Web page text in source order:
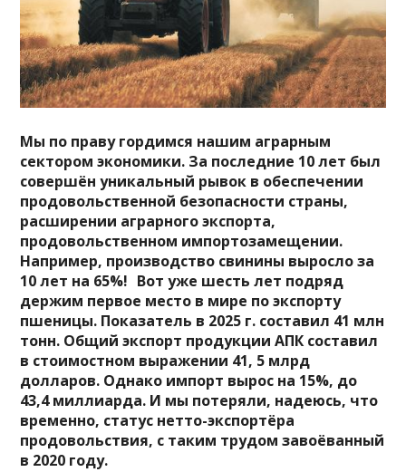
Мы по праву гордимся нашим аграрным
сектором экономики. За последние 10 лет был
совершён уникальный рывок в обеспечении
продовольственной безопасности страны,
расширении аграрного экспорта,
продовольственном импортозамещении.
Например, производство свинины выросло за
10 лет на 65%! Вот уже шесть лет подряд
держим первое место в мире по экспорту
пшеницы. Показатель в 2025 г. составил 41 млн
тонн. Общий экспорт продукции АПК составил
в стоимостном выражении 41, 5 млрд
долларов. Однако импорт вырос на 15%, до
43,4 миллиарда. И мы потеряли, надеюсь, что
временно, статус нетто-экспортёра
продовольствия, с таким трудом завоёванный
в 2020 году.